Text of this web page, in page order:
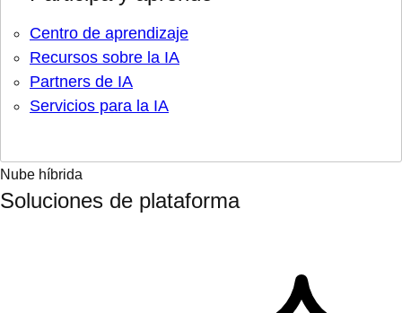
Centro de aprendizaje
Recursos sobre la IA
Partners de IA
Servicios para la IA
Nube híbrida
Soluciones de plataforma